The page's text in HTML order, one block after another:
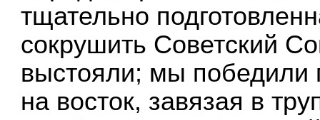
тщательно
сокрушить Советский
выстояли; мы победили
на восток, завязая в